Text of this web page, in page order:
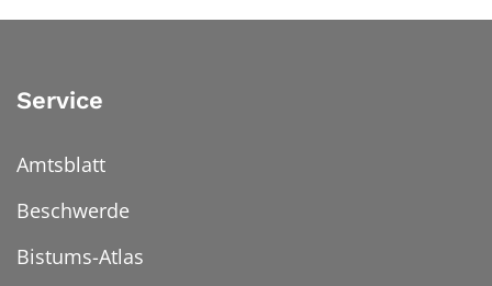
Service
Amtsblatt
Beschwerde
Bistums-Atlas